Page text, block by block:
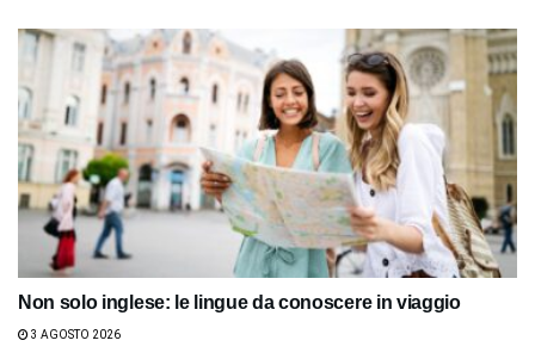
Non solo inglese: le lingue da conoscere in viaggio
3 AGOSTO 2026